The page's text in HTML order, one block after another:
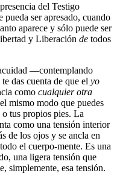
del Testigo
ser apresado, cuando
aparece y sólo puede ser
y Liberación de todos
―contemplando
das cuenta de que el yo
como cualquier otra
mismo modo que puedes
o tus propios pies. La
como una tensión interior
de los ojos y se ancla en
el cuerpo-mente. Es una
una ligera tensión que
simplemente, esa tensión.